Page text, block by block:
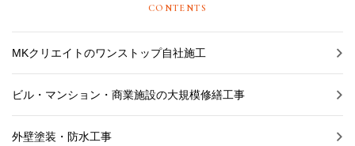
CONTENTS
MKクリエイトのワンストップ自社施工
ビル・マンション・商業施設の大規模修繕工事
外壁塗装・防水工事